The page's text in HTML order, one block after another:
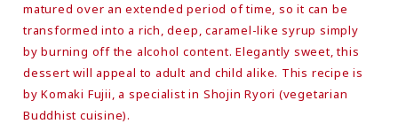
matured over an extended period of time, so it can be
transformed into a rich, deep, caramel-like syrup simply
by burning off the alcohol content. Elegantly sweet, this
dessert will appeal to adult and child alike. This recipe is
by Komaki Fujii, a specialist in Shojin Ryori (vegetarian
Buddhist cuisine).